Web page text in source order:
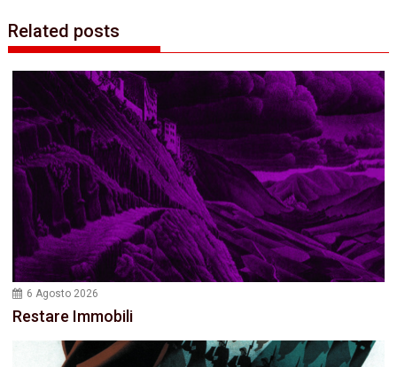
Related posts
6 Agosto 2026
Restare Immobili